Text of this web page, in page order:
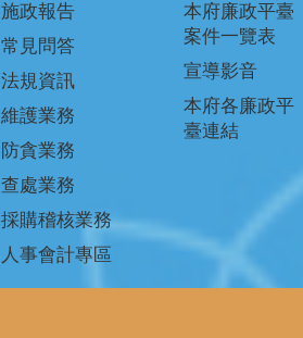
施政報告
常見問答
法規資訊
維護業務
防貪業務
查處業務
採購稽核業務
人事會計專區
本府廉政平臺
案件一覽表
宣導影音
本府各廉政平
臺連結